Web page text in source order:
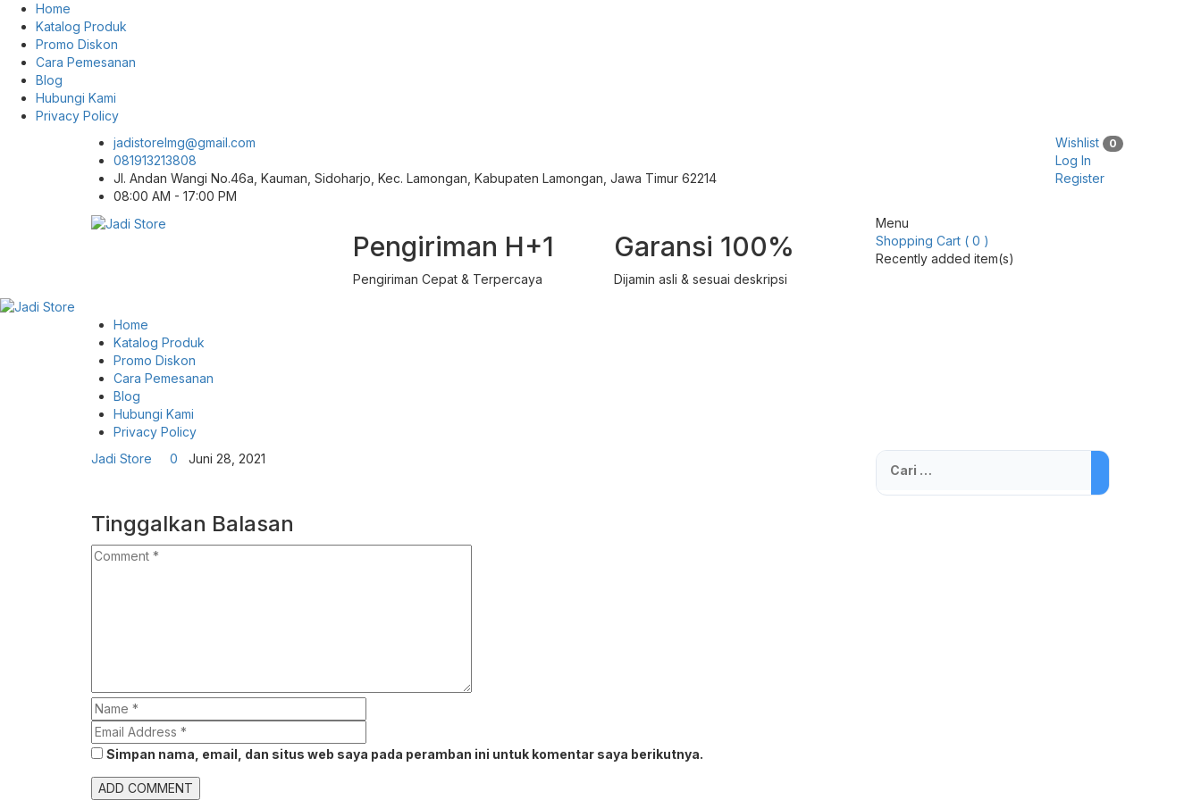
Home
Katalog Produk
Promo Diskon
Cara Pemesanan
Blog
Hubungi Kami
Privacy Policy
jadistorelmg@gmail.com
081913213808
Jl. Andan Wangi No.46a, Kauman, Sidoharjo, Kec. Lamongan, Kabupaten Lamongan, Jawa Timur 62214
08:00 AM - 17:00 PM
Wishlist 0
Log In
Register
Pengiriman H+1
Pengiriman Cepat & Terpercaya
Garansi 100%
Dijamin asli & sesuai deskripsi
Menu
Shopping Cart ( 0 )
Recently added item(s)
Home
Katalog Produk
Promo Diskon
Cara Pemesanan
Blog
Hubungi Kami
Privacy Policy
Jadi Store
0 Juni 28, 2021
Tinggalkan Balasan
Simpan nama, email, dan situs web saya pada peramban ini untuk komentar saya berikutnya.
Cari
untuk: